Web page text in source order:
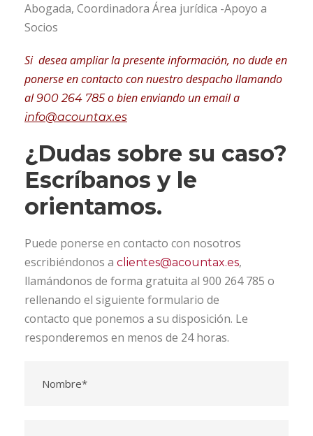
Abogada, Coordinadora Área jurídica -Apoyo a
Socios
Si desea ampliar la presente información, no dude en
ponerse en contacto con nuestro despacho llamando
al900 264 785o bien enviando un email a
info@acountax.es
¿Dudas sobre su caso?
Escríbanos y le
orientamos.
Puede ponerse en contacto con nosotros
escribiéndonos a clientes@acountax.es,
llamándonos de forma gratuita al 900 264 785 o
rellenando el siguiente formulario de
contacto que ponemos a su disposición. Le
responderemos en menos de 24 horas.